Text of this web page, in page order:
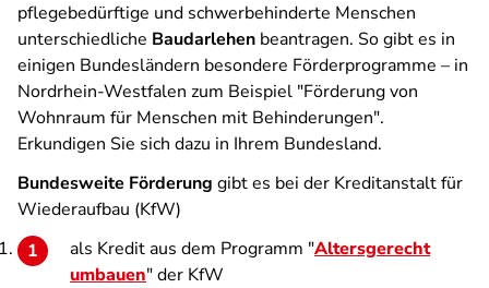
pflegebedürftige und schwerbehinderte Menschen
unterschiedliche Baudarlehen beantragen. So gibt es in
einigen Bundesländern besondere Förderprogramme – in
Nordrhein-Westfalen zum Beispiel "Förderung von
Wohnraum für Menschen mit Behinderungen".
Erkundigen Sie sich dazu in Ihrem Bundesland.
Bundesweite Förderung gibt es bei der Kreditanstalt für
Wiederaufbau (KfW)
als Kredit aus dem Programm "Altersgerecht
umbauen" der KfW